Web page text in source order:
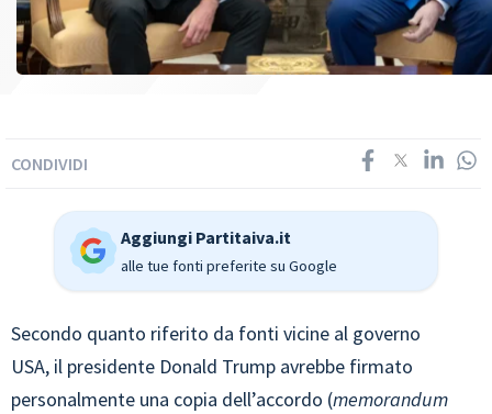
CONDIVIDI
Aggiungi Partitaiva.it
alle tue fonti preferite su Google
Secondo quanto riferito da fonti vicine al governo
USA, il presidente Donald Trump avrebbe firmato
personalmente una copia dell’accordo (memorandum